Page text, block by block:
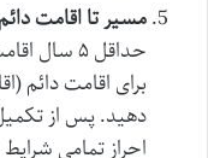
مسیر تا اقامت
حداقل ۵
برای اقامت دائم
احراز تمامی